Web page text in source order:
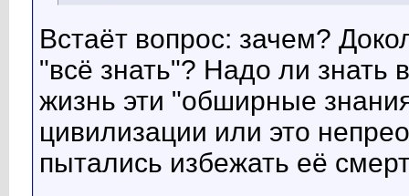
Встаёт вопрос: зачем?
"всё знать"? Надо ли знать
жизнь эти "обширные
цивилизации или это
пытались избежать её